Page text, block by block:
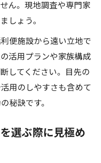
ん。現地調査や専門家
しょう。
便施設から遠い立地で
活用プランや家族構成
してください。目先の
用のしやすさも含めて
秘訣です。
選ぶ際に見極め